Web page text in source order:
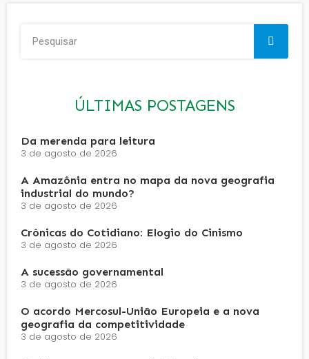
ÚLTIMAS POSTAGENS
Da merenda para leitura
3 de agosto de 2026
A Amazônia entra no mapa da nova geografia
industrial do mundo?
3 de agosto de 2026
Crônicas do Cotidiano: Elogio do Cinismo
3 de agosto de 2026
A sucessão governamental
3 de agosto de 2026
O acordo Mercosul-União Europeia e a nova
geografia da competitividade
3 de agosto de 2026